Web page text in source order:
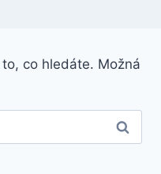
co hledáte. Možná